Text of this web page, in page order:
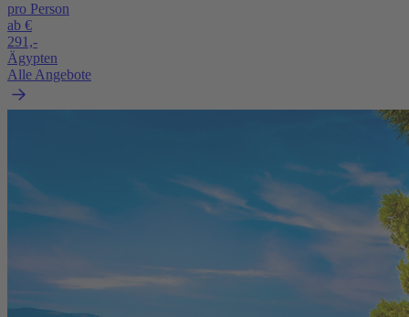
pro Person
ab €
291,-
Ägypten
Alle Angebote